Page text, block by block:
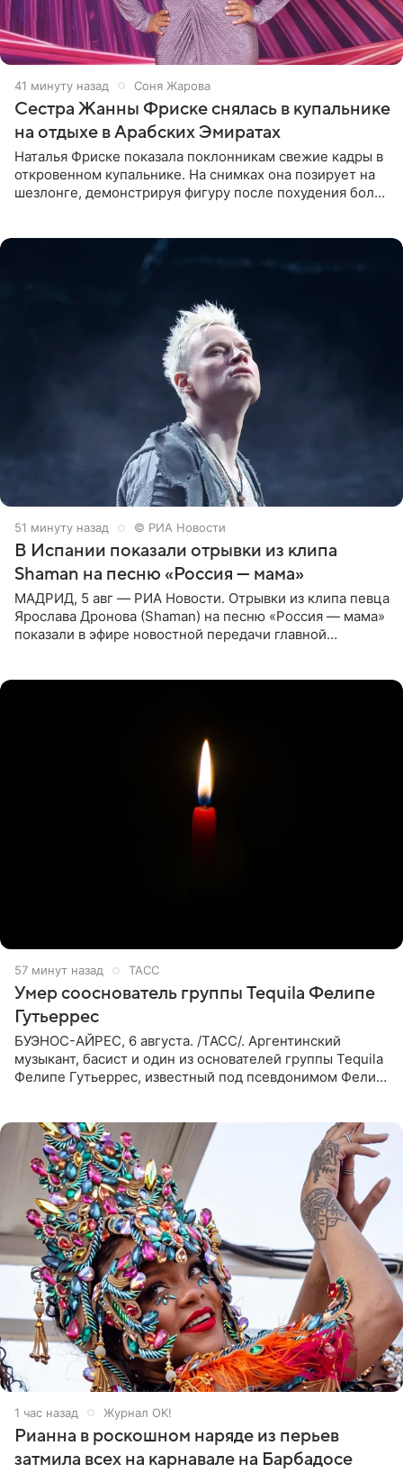
41 минуту назад Соня Жарова
Сестра Жанны Фриске снялась в купальнике
на отдыхе в Арабских Эмиратах
Наталья Фриске показала поклонникам свежие кадры в
откровенном купальнике. На снимках она позирует на
шезлонге, демонстрируя фигуру после похудения более
51 минуту назад © РИА Новости
В Испании показали отрывки из клипа
Shaman на песню «Россия — мама»
МАДРИД, 5 авг — РИА Новости. Отрывки из клипа певца
Ярослава Дронова (Shaman) на песню «Россия — мама»
показали в эфире новостной передачи главной
57 минут назад ТАСС
Умер сооснователь группы Tequila Фелипе
Гутьеррес
БУЭНОС-АЙРЕС, 6 августа. /ТАСС/. Аргентинский
музыкант, басист и один из основателей группы Tequila
Фелипе Гутьеррес, известный под псевдонимом Фелипе
1 час назад Журнал OK!
Рианна в роскошном наряде из перьев
затмила всех на карнавале на Барбадосе